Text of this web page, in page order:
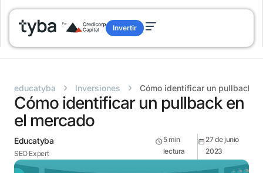
Invertir
educatyba › Inversiones › Cómo identificar un pullback
Cómo identificar un pullback en
el mercado
Educatyba
SEO Expert
5 min
lectura
27 de junio
2023